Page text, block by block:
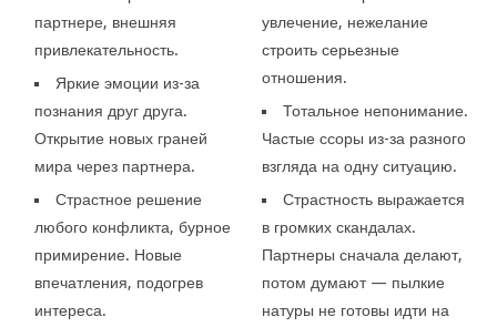
партнере, внешняя
привлекательность.
Яркие эмоции из-за
познания друг друга.
Открытие новых граней
мира через партнера.
Страстное решение
любого конфликта, бурное
примирение. Новые
впечатления, подогрев
интереса.
увлечение, нежелание
строить серьезные
отношения.
Тотальное непонимание.
Частые ссоры из-за разного
взгляда на одну ситуацию.
Страстность выражается
в громких скандалах.
Партнеры сначала делают,
потом думают — пылкие
натуры не готовы идти на